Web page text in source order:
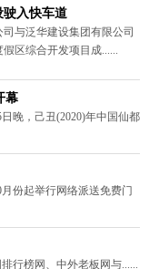
驶入快车道
与泛华建设集团有限公司
区综合开发项目成......
幕
晚，己丑(2020)年中国仙都
份起举行网络派送免费门
行榜网、中外老板网与......